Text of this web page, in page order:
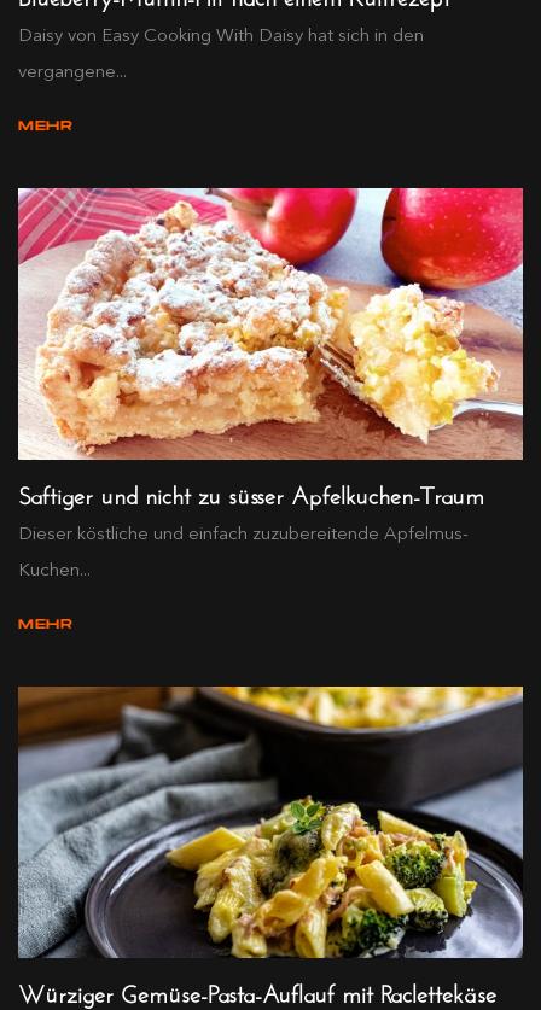
Daisy von Easy Cooking With Daisy hat sich in den
vergangene...
MEHR
Saftiger und nicht zu süsser Apfelkuchen-Traum
Dieser köstliche und einfach zuzubereitende Apfelmus-
Kuchen...
MEHR
Würziger Gemüse-Pasta-Auflauf mit Raclettekäse